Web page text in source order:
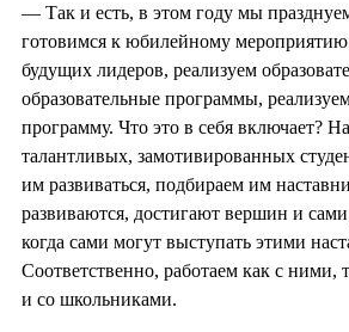
— Так и есть, в этом году мы
готовимся к юбилейному
будущих лидеров, реализуем
образовательные программы,
программу. Что это в себя включает?
талантливых, замотивированных
им развиваться, подбираем им
развиваются, достигают вершин и
когда сами могут выступать этими
Соответственно, работаем как с ними,
и со школьниками.